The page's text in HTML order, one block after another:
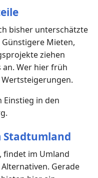
bisher unterschätzte
Mieten,
ziehen
an. Wer hier früh
Einstieg in den
Stadtumland
findet im Umland
Gerade